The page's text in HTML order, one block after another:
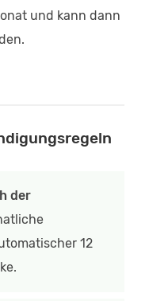
und kann dann
der
12